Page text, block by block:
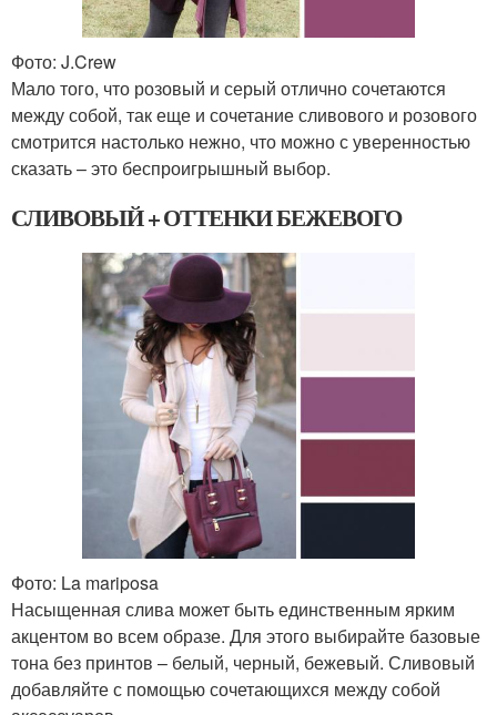
Фото: J.Crew
Мало того, что розовый и серый отлично сочетаются
между собой, так еще и сочетание сливового и розового
смотрится настолько нежно, что можно с уверенностью
сказать – это беспроигрышный выбор.
СЛИВОВЫЙ + ОТТЕНКИ БЕЖЕВОГО
Фото: La mariposa
Насыщенная слива может быть единственным ярким
акцентом во всем образе. Для этого выбирайте базовые
тона без принтов – белый, черный, бежевый. Сливовый
добавляйте с помощью сочетающихся между собой